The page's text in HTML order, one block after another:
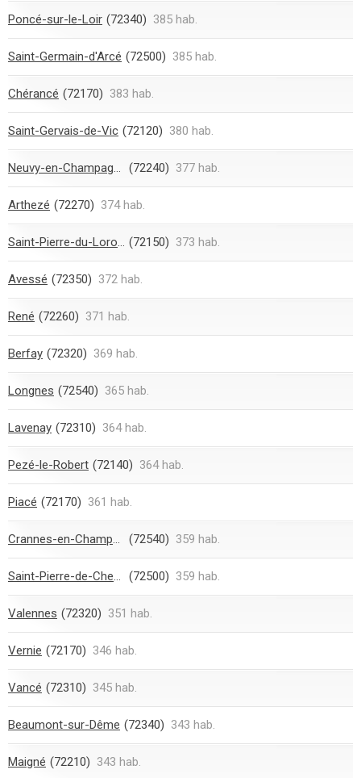
Poncé-sur-le-Loir (72340) 385 hab.
Saint-Germain-d'Arcé (72500) 385 hab.
Chérancé (72170) 383 hab.
Saint-Gervais-de-Vic (72120) 380 hab.
Neuvy-en-Champagne (72240) 377 hab.
Arthezé (72270) 374 hab.
Saint-Pierre-du-Lorouër (72150) 373 hab.
Avessé (72350) 372 hab.
René (72260) 371 hab.
Berfay (72320) 369 hab.
Longnes (72540) 365 hab.
Lavenay (72310) 364 hab.
Pezé-le-Robert (72140) 364 hab.
Piacé (72170) 361 hab.
Crannes-en-Champagne (72540) 359 hab.
Saint-Pierre-de-Chevillé (72500) 359 hab.
Valennes (72320) 351 hab.
Vernie (72170) 346 hab.
Vancé (72310) 345 hab.
Beaumont-sur-Dême (72340) 343 hab.
Maigné (72210) 343 hab.